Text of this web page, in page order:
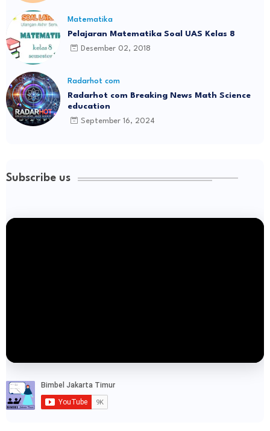
Matematika
Pelajaran Matematika Soal UAS Kelas 8
Desember 02, 2018
Radarhot com
Radarhot com Breaking News Math Science
education
September 16, 2024
Subscribe us